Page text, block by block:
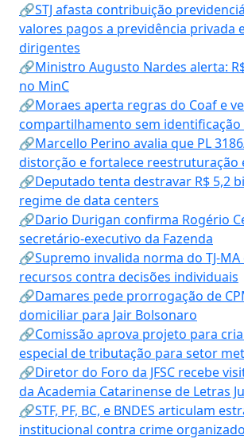
🔗STJ afasta contribuição
valores pagos a previdência privada
dirigentes
🔗Ministro Augusto Nardes alerta:
no MinC
🔗Moraes aperta regras do Coaf e
compartilhamento sem identificação
🔗Marcello Perino avalia que PL
distorção e fortalece reestruturação
🔗Deputado tenta destravar R$ 5,2
regime de data centers
🔗Dario Durigan confirma Rogério
secretário-executivo da Fazenda
🔗Supremo invalida norma do TJ-
recursos contra decisões individuais
🔗Damares pede prorrogação de
domiciliar para Jair Bolsonaro
🔗Comissão aprova projeto para
especial de tributação para setor
🔗Diretor do Foro da JFSC recebe
da Academia Catarinense de Letras
🔗STF, PF, BC, e BNDES articulam
institucional contra crime organizado